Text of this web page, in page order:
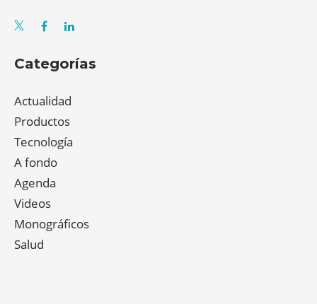
Categorías
Actualidad
Productos
Tecnología
A fondo
Agenda
Videos
Monográficos
Salud